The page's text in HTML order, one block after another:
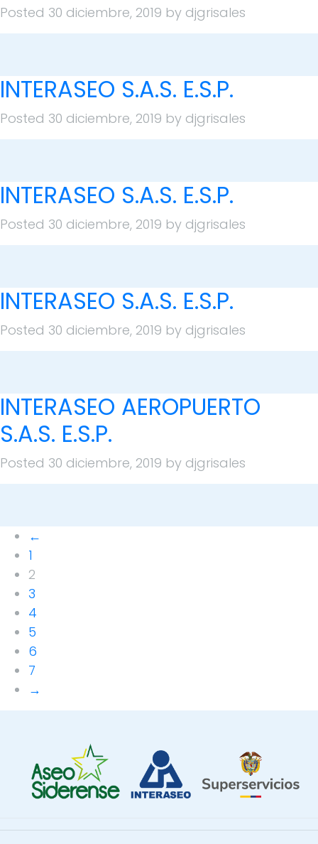
Posted 30 diciembre, 2019 by djgrisales
INTERASEO S.A.S. E.S.P.
Posted 30 diciembre, 2019 by djgrisales
INTERASEO S.A.S. E.S.P.
Posted 30 diciembre, 2019 by djgrisales
INTERASEO S.A.S. E.S.P.
Posted 30 diciembre, 2019 by djgrisales
INTERASEO AEROPUERTO
S.A.S. E.S.P.
Posted 30 diciembre, 2019 by djgrisales
←
1
2
3
4
5
6
7
→